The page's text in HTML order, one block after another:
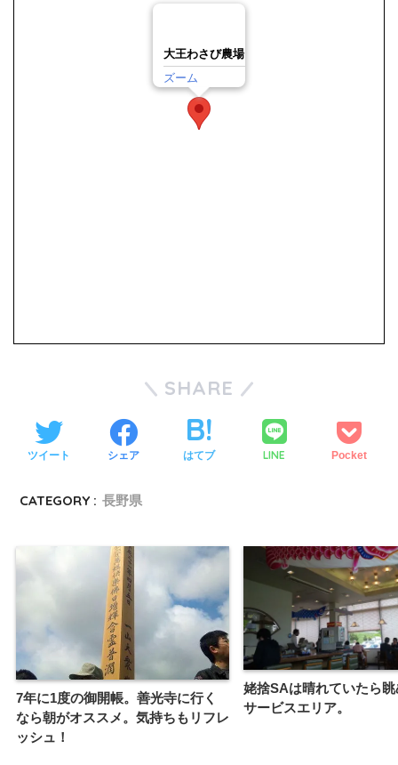
大王わさび農場
ズーム
SHARE
ツイート シェア はてブ LINE Pocket
CATEGORY : 長野県
7年に1度の御開帳。善光寺に行く
なら朝がオススメ。気持ちもリフレ
ッシュ！
姥捨SAは晴れていたら
サービスエリア。